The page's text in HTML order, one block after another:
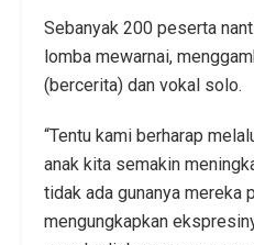
Sebanyak 200 peserta
lomba mewarnai,
(bercerita) dan vokal solo.
“Tentu kami berharap
anak kita semakin
tidak ada gunanya mereka
mengungkapkan